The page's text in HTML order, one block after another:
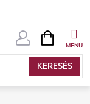
KERESÉS
KOSÁR